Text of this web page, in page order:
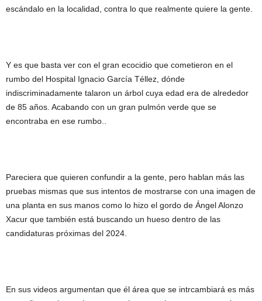
escándalo en la localidad, contra lo que realmente quiere la gente.
Y es que basta ver con el gran ecocidio que cometieron en el
rumbo del Hospital Ignacio García Téllez, dónde
indiscriminadamente talaron un árbol cuya edad era de alrededor
de 85 años. Acabando con un gran pulmón verde que se
encontraba en ese rumbo..
Pareciera que quieren confundir a la gente, pero hablan más las
pruebas mismas que sus intentos de mostrarse con una imagen de
una planta en sus manos como lo hizo el gordo de Ángel Alonzo
Xacur que también está buscando un hueso dentro de las
candidaturas próximas del 2024.
En sus videos argumentan que él área que se intrcambiará es más